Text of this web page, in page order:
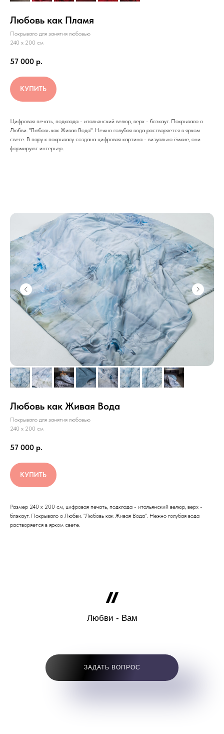
Любовь как Пламя
Покрывало для занятия любовью
240 х 200 см
57 000 р.
КУПИТЬ
Цифровая печать, подклада - итальянский велюр, верх - блэкаут. Покрывало о
Любви. "Любовь как Живая Вода". Нежно голубая вода растворяется в ярком
свете. В пару к покрывалу создана цифровая картина - визуально ёмкие, они
формируют интерьер.
Любовь как Живая Вода
Покрывало для занятия любовью
240 х 200 см
57 000 р.
КУПИТЬ
Размер 240 х 200 см, цифровая печать, подклада - итальянский велюр, верх -
блэкаут. Покрывало о Любви. "Любовь как Живая Вода". Нежно голубая вода
растворяется в ярком свете.
Любви - Вам
ЗАДАТЬ ВОПРОС